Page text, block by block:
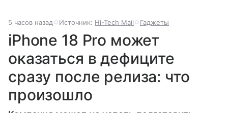
5 часов назад Источник: Hi-Tech Mail Гаджеты
iPhone 18 Pro может
оказаться в дефиците
сразу после релиза: что
произошло